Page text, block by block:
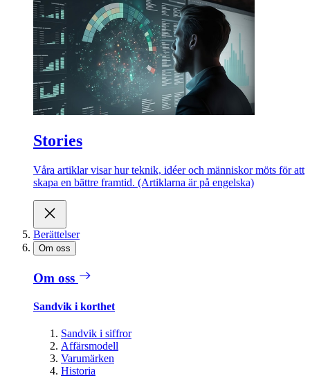
Stories
Våra artiklar visar hur teknik, idéer och människor möts för att
skapa en bättre framtid. (Artiklarna är på engelska)
Berättelser
Om oss
Om oss
Sandvik i korthet
Sandvik i siffror
Affärsmodell
Varumärken
Historia